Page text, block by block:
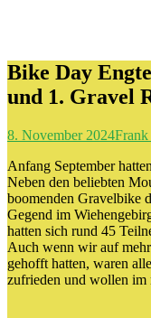
Bike Day
und 1. Gravel
8. November 2024
Anfang September
Neben den beliebten
boomenden Gravelbike
Gegend im
hatten sich rund 45
Auch wenn wir auf
gehofft hatten, waren
zufrieden und wollen im